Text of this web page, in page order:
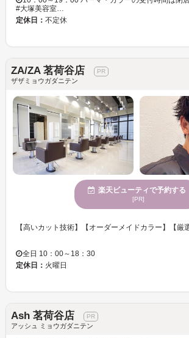
#大塚美容室…
定休日： 不定休
ZA/ZA 茗荷谷店
ザザミョウガダニテン
楽天ビューティで予約する
[PR]
全日 10：00～18：30
定休日： 火曜日
Ash 茗荷谷店
アッシュ ミョウガダニテン